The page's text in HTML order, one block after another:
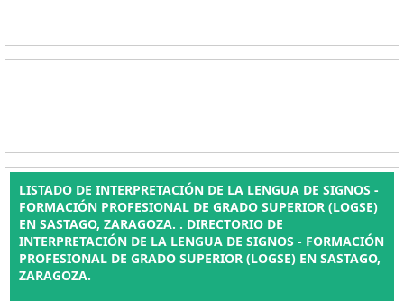
LISTADO DE INTERPRETACIÓN DE LA LENGUA DE SIGNOS -
FORMACIÓN PROFESIONAL DE GRADO SUPERIOR (LOGSE)
EN SASTAGO, ZARAGOZA. . DIRECTORIO DE
INTERPRETACIÓN DE LA LENGUA DE SIGNOS - FORMACIÓN
PROFESIONAL DE GRADO SUPERIOR (LOGSE) EN SASTAGO,
ZARAGOZA.